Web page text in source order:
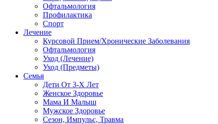
Офтальмология
Профилактика
Спорт
Лечение
Курсовой Прием/Хронические Заболевания
Офтальмология
Уход (Лечение)
Уход (Предметы)
Семья
Дети От 3-Х Лет
Женское Здоровье
Мама И Малыш
Мужское Здоровье
Сезон, Импульс, Травма